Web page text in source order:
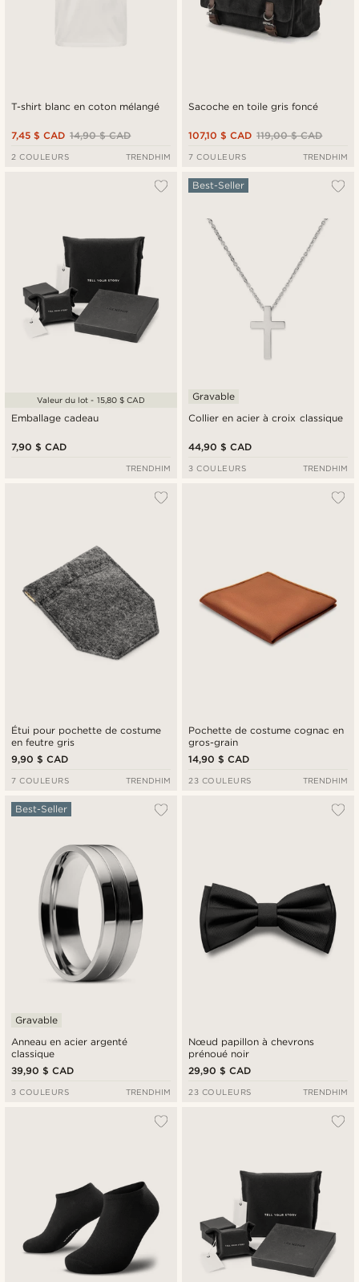
T-shirt blanc en coton mélangé
14,90 $ CAD
7,45 $ CAD
2 COULEURS TRENDHIM
Sacoche en toile gris foncé
119,00 $ CAD
107,10 $ CAD
7 COULEURS TRENDHIM
Emballage cadeau
7,90 $ CAD
Valeur du lot - 15,80 $ CAD
TRENDHIM
Collier en acier à croix classique
Best-Seller
Gravable
44,90 $ CAD
3 COULEURS TRENDHIM
Étui pour pochette de costume
en feutre gris
9,90 $ CAD
7 COULEURS TRENDHIM
Pochette de costume cognac en
gros-grain
14,90 $ CAD
23 COULEURS TRENDHIM
Anneau en acier argenté
classique
Best-Seller
Gravable
39,90 $ CAD
3 COULEURS TRENDHIM
Nœud papillon à chevrons
prénoué noir
29,90 $ CAD
23 COULEURS TRENDHIM